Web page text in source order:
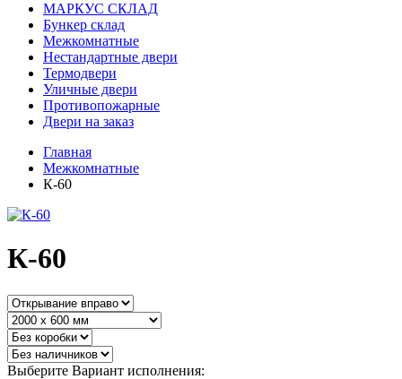
МАРКУС СКЛАД
Бункер склад
Межкомнатные
Нестандартные двери
Термодвери
Уличные двери
Противопожарные
Двери на заказ
Главная
Межкомнатные
К-60
К-60
Выберите Вариант исполнения: